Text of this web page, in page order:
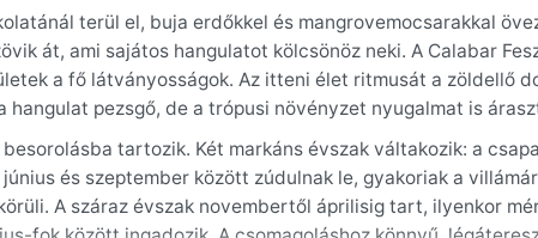
terül el, buja erdőkkel és mangrovemocsarakkal
át, ami sajátos hangulatot kölcsönöz neki. A Calabar
a fő látványosságok. Az itteni élet ritmusát a zöldellő
pezsgő, de a trópusi növényzet nyugalmat is
tartozik. Két markáns évszak váltakozik: a
és szeptember között zúdulnak le, gyakoriak a
A száraz évszak novembertől áprilisig tart, ilyenkor